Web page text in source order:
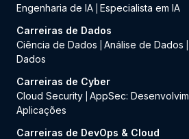
Engenharia de IA Especialista em IA
Carreiras de Dados
Ciência de Dados
Análise de Dados
Dados
Carreiras de Cyber
Cloud Security AppSec:
Aplicações
Carreiras de DevOps & Cloud